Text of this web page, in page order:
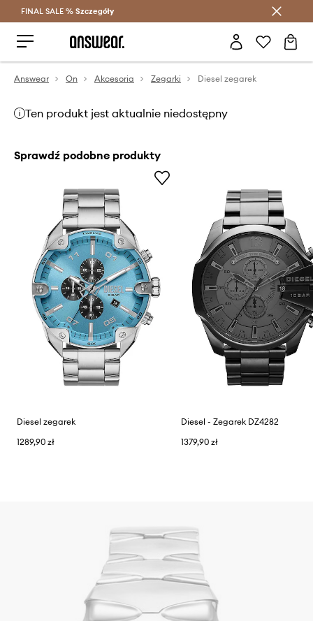
Oszczędzaj z Answear Club >
FINAL SALE % Szczegóły
Answear On Akcesoria Zegarki Diesel zegarek
Ten produkt jest aktualnie niedostępny
Sprawdź podobne produkty
Diesel zegarek
1289,90 zł
Diesel - Zegarek DZ4282
1379,90 zł